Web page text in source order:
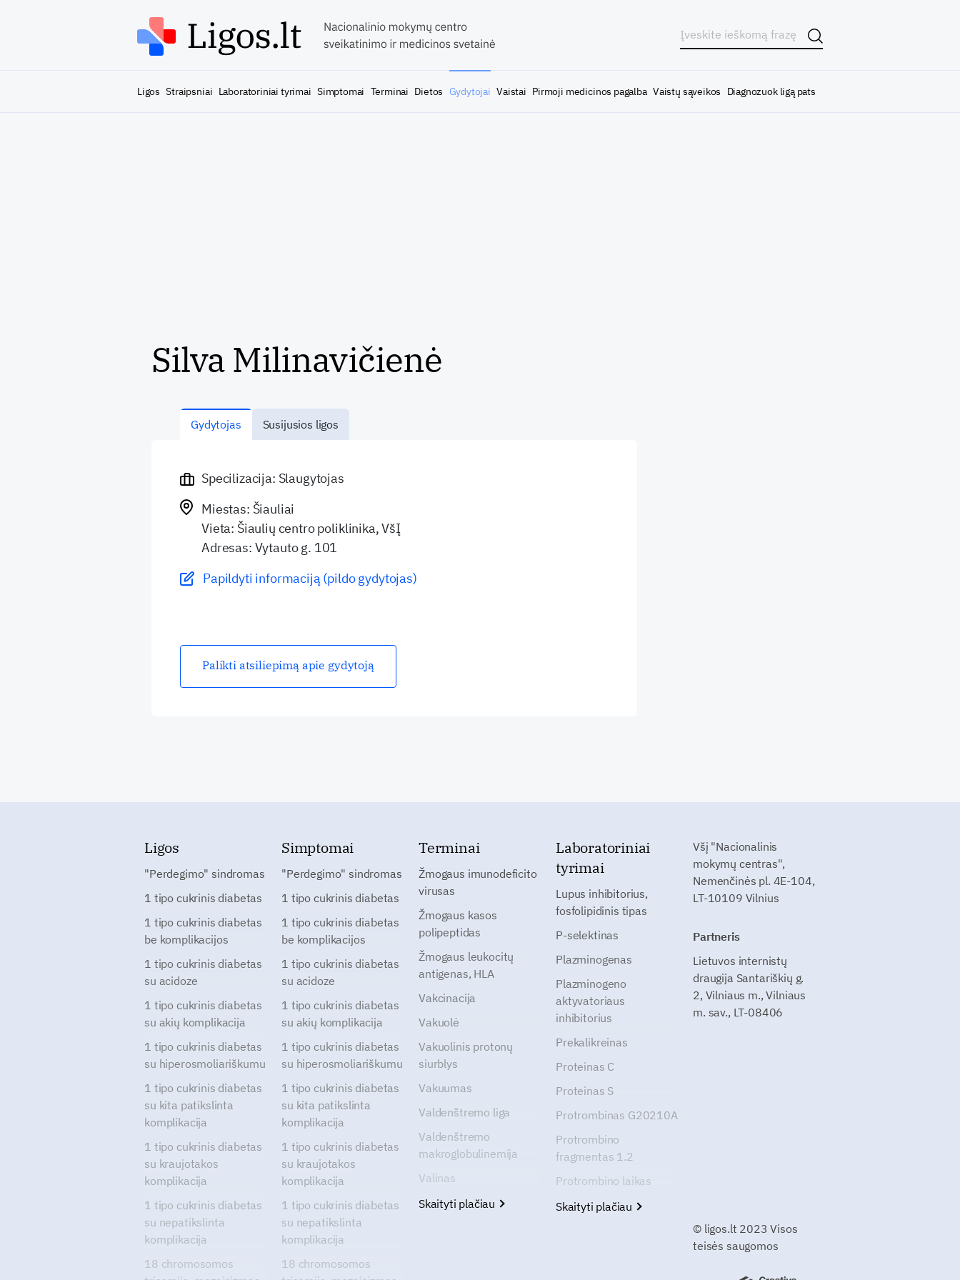
Ligos Straipsniai Laboratoriniai tyrimai Simptomai Terminai Dietos Gydytojai Vaistai Pirmoji medicinos pagalba Vaistų sąveikos Diagnozuok ligą pats
Silva Milinavičienė
Gydytojas Susijusios ligos
Specilizacija: Slaugytojas
Miestas: Šiauliai
Vieta: Šiaulių centro poliklinika, VšĮ
Adresas: Vytauto g. 101
Papildyti informaciją (pildo gydytojas)
Palikti atsiliepimą apie gydytoją
Ligos
"Perdegimo" sindromas
1 tipo cukrinis diabetas
1 tipo cukrinis diabetas
be komplikacijos
1 tipo cukrinis diabetas
su acidoze
1 tipo cukrinis diabetas
su akių komplikacija
1 tipo cukrinis diabetas
su hiperosmoliariškumu
1 tipo cukrinis diabetas
su kita patikslinta
komplikacija
1 tipo cukrinis diabetas
su kraujotakos
komplikacija
1 tipo cukrinis diabetas
su nepatikslinta
komplikacija
18 chromosomos
Simptomai
"Perdegimo" sindromas
1 tipo cukrinis diabetas
1 tipo cukrinis diabetas
be komplikacijos
1 tipo cukrinis diabetas
su acidoze
1 tipo cukrinis diabetas
su akių komplikacija
1 tipo cukrinis diabetas
su hiperosmoliariškumu
1 tipo cukrinis diabetas
su kita patikslinta
komplikacija
1 tipo cukrinis diabetas
su kraujotakos
komplikacija
1 tipo cukrinis diabetas
su nepatikslinta
komplikacija
18 chromosomos
Terminai
Žmogaus imunodeficito
virusas
Žmogaus kasos
polipeptidas
Žmogaus leukocitų
antigenas, HLA
Vakcinacija
Vakuolė
Vakuolinis protonų
siurblys
Vakuumas
Valdenštremo liga
Valdenštremo
makroglobulinemija
Valinas
Skaityti plačiau
Laboratoriniai
tyrimai
Lupus inhibitorius,
fosfolipidinis tipas
P-selektinas
Plazminogenas
Plazminogeno
aktyvatoriaus
inhibitorius
Prekalikreinas
Proteinas C
Proteinas S
Protrombinas G20210A
Protrombino
fragmentas 1.2
Protrombino laikas
Skaityti plačiau
Všį "Nacionalinis
mokymų centras",
Nemenčinės pl. 4E-104,
LT-10109 Vilnius
Partneris
Lietuvos internistų
draugija Santariškių g.
2, Vilniaus m., Vilniaus
m. sav., LT-08406
© ligos.lt 2023 Visos
teisės saugomos